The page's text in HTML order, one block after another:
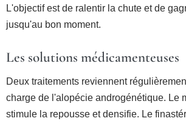
L'objectif est de ralentir la chute et de
jusqu'au bon moment.
Les solutions médicamenteuses
Deux traitements reviennent
charge de l'alopécie androgénétique. Le
stimule la repousse et densifie. Le